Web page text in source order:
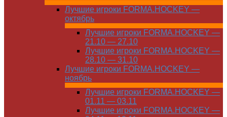
Лучшие игроки FORMA.HOCKEY —
октябрь
Лучшие игроки FORMA.HOCKEY —
21.10 — 27.10
Лучшие игроки FORMA.HOCKEY —
28.10 — 31.10
Лучшие игроки FORMA.HOCKEY —
ноябрь
Лучшие игроки FORMA.HOCKEY —
01.11 — 03.11
Лучшие игроки FORMA.HOCKEY —